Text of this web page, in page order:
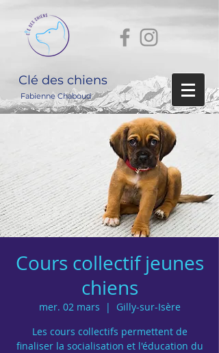
Clé des chiens
Fabienne Chaboud
Cours collectif jeunes
chiens
mer. 02 mars
  |
Gilly-sur-Isère
Les cours collectifs permettent de
finaliser la socialisation et l'éducation du